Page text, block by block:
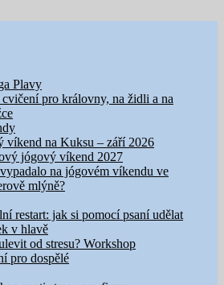
Plavy
cvičení pro královny, na židli a na
víkend na Kuksu – září 2026
jógový víkend 2027
na jógovém víkendu ve
mlýně?
restart: jak si pomocí psaní udělat
v hlavě
od stresu? Workshop
pro dospělé